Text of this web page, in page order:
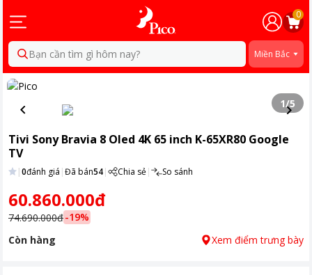
0
Bạn cần tìm gì hôm nay? Miền Bắc
1/5
Tivi Sony Bravia 8 Oled 4K 65 inch K-65XR80 Google
TV
|0đánh giá |Đã bán54| Chia sẻ| So sánh
60.860.000đ
74.690.000đ-19%
Còn hàng
Xem điểm trưng bày